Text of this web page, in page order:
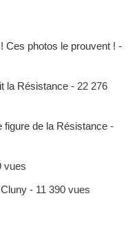
Ces photos le prouvent ! -
la Résistance - 22 276
figure de la Résistance -
vues
- 11 390 vues